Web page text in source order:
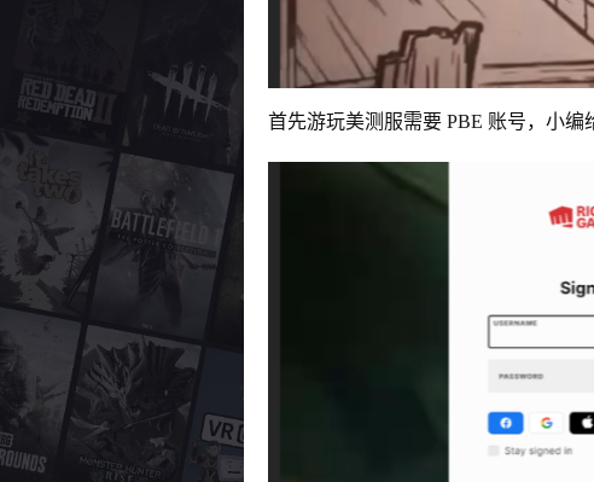
首先游玩美测服需要 PBE 账号，小